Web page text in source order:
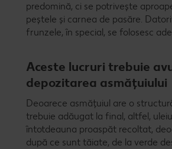
predomină, ci se potrivește
peștele și carnea de pasăre.
frunzele, în special, se folosesc
Aceste lucruri trebuie
depozitarea asmățuiului
Deoarece asmățuiul are o
trebuie adăugat la final, altfel,
întotdeauna proaspăt recoltat,
după ce sunt tăiate, de la verde